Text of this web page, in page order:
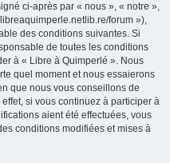
ci-après par « nous », « notre »,
forum »),
des conditions suivantes. Si
de toutes les conditions
à « Libre à Quimperlé ». Nous
quel moment et nous essaierons
que nous vous conseillons de
si vous continuez à participer à
aient été effectuées, vous
conditions modifiées et mises à